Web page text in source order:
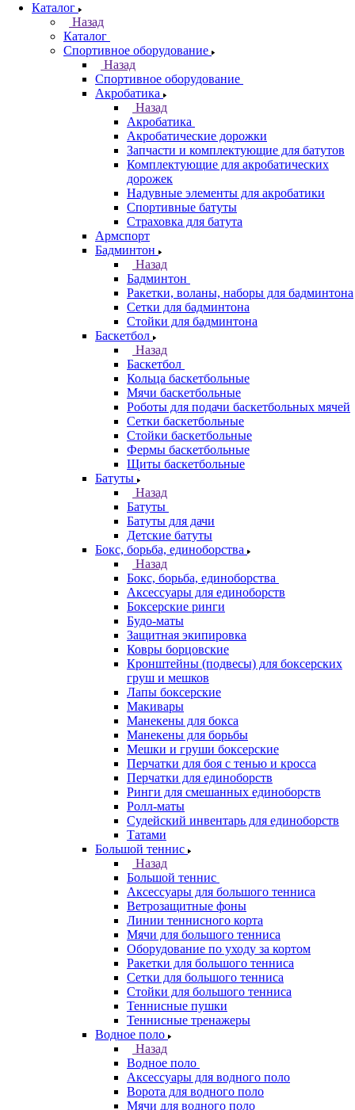
Каталог
Назад
Каталог
Спортивное оборудование
Назад
Спортивное оборудование
Акробатика
Назад
Акробатика
Акробатические дорожки
Запчасти и комплектующие для батутов
Комплектующие для акробатических
дорожек
Надувные элементы для акробатики
Спортивные батуты
Страховка для батута
Армспорт
Бадминтон
Назад
Бадминтон
Ракетки, воланы, наборы для бадминтона
Сетки для бадминтона
Стойки для бадминтона
Баскетбол
Назад
Баскетбол
Кольца баскетбольные
Мячи баскетбольные
Роботы для подачи баскетбольных мячей
Сетки баскетбольные
Стойки баскетбольные
Фермы баскетбольные
Щиты баскетбольные
Батуты
Назад
Батуты
Батуты для дачи
Детские батуты
Бокс, борьба, единоборства
Назад
Бокс, борьба, единоборства
Аксессуары для единоборств
Боксерские ринги
Будо-маты
Защитная экипировка
Ковры борцовские
Кронштейны (подвесы) для боксерских
груш и мешков
Лапы боксерские
Макивары
Манекены для бокса
Манекены для борьбы
Мешки и груши боксерские
Перчатки для боя с тенью и кросса
Перчатки для единоборств
Ринги для смешанных единоборств
Ролл-маты
Судейский инвентарь для единоборств
Татами
Большой теннис
Назад
Большой теннис
Аксессуары для большого тенниса
Ветрозащитные фоны
Линии теннисного корта
Мячи для большого тенниса
Оборудование по уходу за кортом
Ракетки для большого тенниса
Сетки для большого тенниса
Стойки для большого тенниса
Теннисные пушки
Теннисные тренажеры
Водное поло
Назад
Водное поло
Аксессуары для водного поло
Ворота для водного поло
Мячи для водного поло